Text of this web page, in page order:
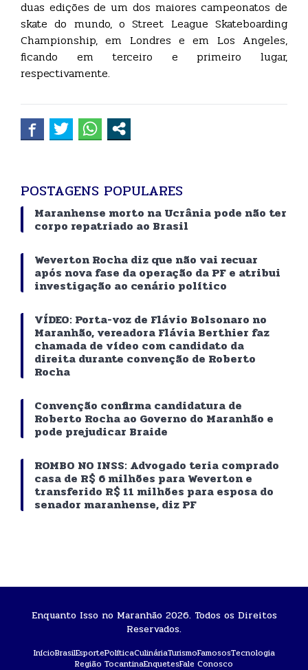
duas edições de um dos maiores campeonatos de
skate do mundo, o Street League Skateboarding
Championship, em Londres e em Los Angeles,
ficando em terceiro e primeiro lugar,
respectivamente.
POSTAGENS POPULARES
Maranhense morto na Ucrânia pode não ter
corpo repatriado ao Brasil
Weverton Rocha diz que não vai recuar
após nova fase da operação da PF e atribui
investigação ao cenário político
VÍDEO: Porta-voz de Flávio Bolsonaro no
Maranhão, vereadora Flávia Berthier faz
chamada de vídeo com candidato da
direita durante convenção de Roberto
Rocha
Convenção confirma candidatura de
Roberto Rocha ao Governo do Maranhão e
pode prejudicar Braide
ROMBO NO INSS: Advogado teria comprado
casa de R$ 6 milhões para Weverton e
transferido R$ 11 milhões para esposa do
senador maranhense, diz PF
Enquanto Isso no Maranhão 2026. Todos os Direitos
Reservados.
InícioBrasilEsportePolíticaCulináriaTurismoFamososTecnologia
Região TocantinaEnquetesFale Conosco